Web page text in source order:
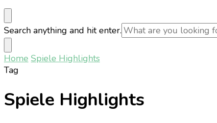
Looking
for
Something?
Search anything and hit enter.
Home Spiele Highlights
Tag
Spiele Highlights